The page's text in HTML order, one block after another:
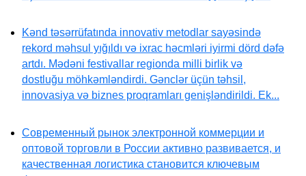
Kənd təsərrüfatında innovativ metodlar sayəsində
rekord məhsul yığıldı və ixrac həcmləri iyirmi dörd dəfə
artdı. Mədəni festivallar regionda milli birlik və
dostluğu möhkəmləndirdi. Gənclər üçün təhsil,
innovasiya və biznes proqramları genişləndirildi. Ek...
Современный рынок электронной коммерции и
оптовой торговли в России активно развивается, и
качественная логистика становится ключевым